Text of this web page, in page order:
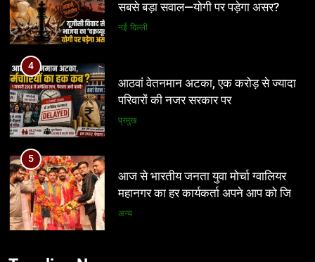
परिवारों की नजर सरकार पर
प्रमुख
5
आज से भारतीय जनता युवा मोर्चा ग्वालियर
महानगर का हर कार्यकर्ता अपने आप को जिला
अध्यक्ष समझे – शिवम रानू राजावत
अन्य
6
प्रतिशोध की राजनीति बंद करे भाजपा
सरकार, कांग्रेस अन्याय के खिलाफ निर्णायक
संघर्ष करेगी
मध्य प्रदेश
5
आज से भारतीय जनता युवा मोर्चा ग्वालियर
महानगर का हर कार्यकर्ता अपने आप को जिला